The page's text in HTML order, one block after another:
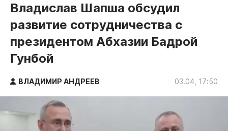
Новости компаний
Статьи
Народные новости
Авто и транспорт
Благоустройство
Культура
Недвижимость и ЖКХ
Владислав Шапша обсудил
развитие сотрудничества с
президентом Абхазии Бадрой
Гунбой
ВЛАДИМИР АНДРЕЕВ 03.04, 17:50